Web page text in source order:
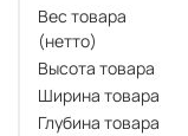
Вес товара
(нетто)
Высота товара
Ширина товара
Глубина товара